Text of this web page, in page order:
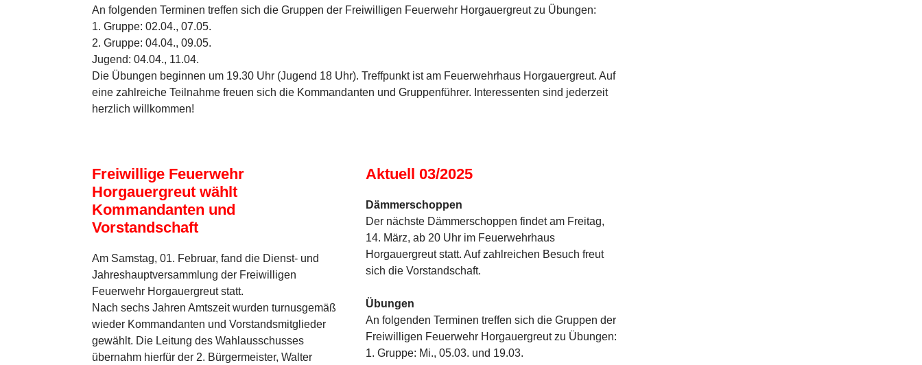
An folgenden Terminen treffen sich die Gruppen der Freiwilligen Feuerwehr Horgauergreut zu Übungen:
1. Gruppe: 02.04., 07.05.
2. Gruppe: 04.04., 09.05.
Jugend: 04.04., 11.04.
Die Übungen beginnen um 19.30 Uhr (Jugend 18 Uhr). Treffpunkt ist am Feuerwehrhaus Horgauergreut. Auf
eine zahlreiche Teilnahme freuen sich die Kommandanten und Gruppenführer. Interessenten sind jederzeit
herzlich willkommen!
Freiwillige Feuerwehr
Horgauergreut wählt
Kommandanten und
Vorstandschaft
Am Samstag, 01. Februar, fand die Dienst- und
Jahreshauptversammlung der Freiwilligen
Feuerwehr Horgauergreut statt.
Nach sechs Jahren Amtszeit wurden turnusgemäß
wieder Kommandanten und Vorstandsmitglieder
gewählt. Die Leitung des Wahlausschusses
übernahm hierfür der 2. Bürgermeister, Walter
Aktuell 03/2025
Dämmerschoppen
Der nächste Dämmerschoppen findet am Freitag,
14. März, ab 20 Uhr im Feuerwehrhaus
Horgauergreut statt. Auf zahlreichen Besuch freut
sich die Vorstandschaft.
Übungen
An folgenden Terminen treffen sich die Gruppen der
Freiwilligen Feuerwehr Horgauergreut zu Übungen:
1. Gruppe: Mi., 05.03. und 19.03.